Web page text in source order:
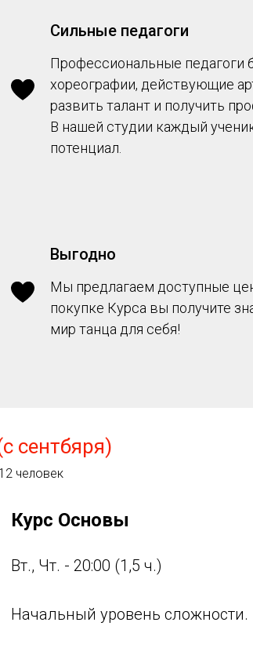
Сильные педагоги
Профессиональные педагоги
хореографии, действующие
развить талант и получить
В нашей студии каждый
потенциал.
Выгодно
Мы предлагаем доступные
покупке Курса вы получите
мир танца для себя!
сентбяря)
человек
Курс Основы
Вт., Чт. - 20:00 (1,5 ч.)
Начальный уровень сложности.